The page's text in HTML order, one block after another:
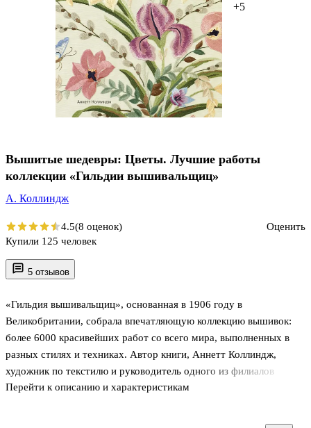
+5
5 отзывов
«Гильдия вышивальщиц», основанная в 1906 году в
Великобритании, собрала впечатляющую коллекцию вышивок:
более 6000 красивейших работ со всего мира, выполненных в
разных стилях и техниках. Автор книги, Аннетт Коллиндж,
художник по текстилю и руководитель одного из филиалов
«Гильдии», подготовила настоящую выставку из лучших
Перейти к описанию и характеристикам
Вышитые шедевры: Цветы. Лучшие работы
коллекции «Гильдии вышивальщиц»
А. Коллиндж
4.5(8 оценок)
Оценить
Купили 125 человек